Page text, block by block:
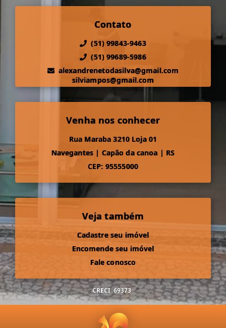
Contato
(51) 99843-9463
(51) 99689-5986
alexandrenetodasilva@gmail.com
silviampos@gmail.com
Venha nos conhecer
Rua Maraba 3210 Loja 01
Navegantes | Capão da canoa | RS
CEP: 95555000
Veja também
Cadastre seu imóvel
Encomende seu imóvel
Fale conosco
CRECI 69373